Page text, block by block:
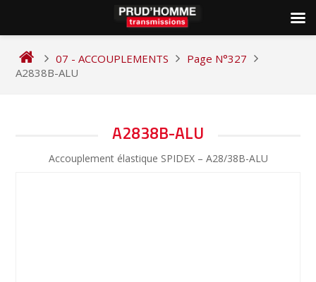
content
07 - ACCOUPLEMENTS
Page N°327
A2838B-ALU
A2838B-ALU
Accouplement élastique SPIDEX – A28/38B-ALU